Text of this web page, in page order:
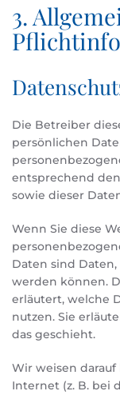
3.
Die Betreiber
persönlichen
entsprechend
sowie dieser
Wenn Sie diese
Daten sind
werden können.
erläutert, welche
nutzen. Sie
das geschieht.
Wir weisen
Internet (z. B. bei